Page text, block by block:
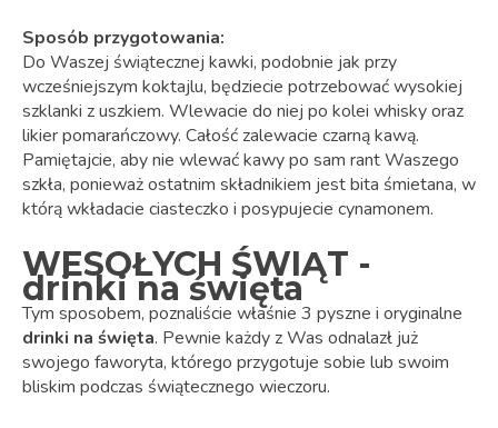
Sposób przygotowania:
Do Waszej świątecznej kawki, podobnie jak przy
wcześniejszym koktajlu, będziecie potrzebować wysokiej
szklanki z uszkiem. Wlewacie do niej po kolei whisky oraz
likier pomarańczowy. Całość zalewacie czarną kawą.
Pamiętajcie, aby nie wlewać kawy po sam rant Waszego
szkła, ponieważ ostatnim składnikiem jest bita śmietana, w
którą wkładacie ciasteczko i posypujecie cynamonem.
WESOŁYCH ŚWIĄT -
drinki na święta
Tym sposobem, poznaliście właśnie 3 pyszne i oryginalne
drinki na święta. Pewnie każdy z Was odnalazł już
swojego faworyta, którego przygotuje sobie lub swoim
bliskim podczas świątecznego wieczoru.